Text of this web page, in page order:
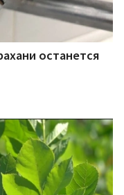
останется